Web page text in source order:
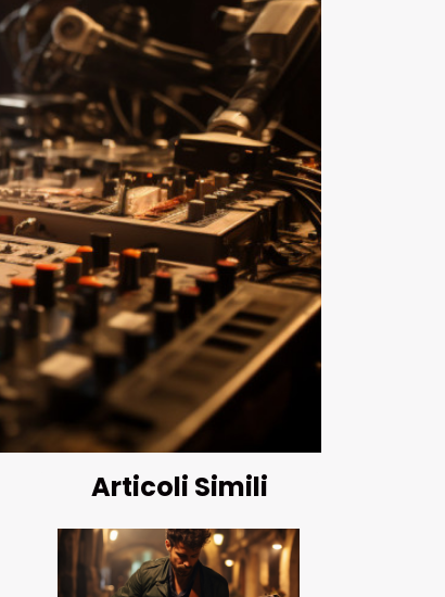
Articoli Simili